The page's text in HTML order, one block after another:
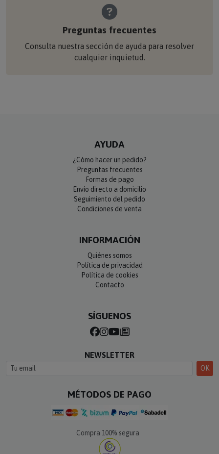
Preguntas frecuentes
Consulta nuestra sección de ayuda para resolver
cualquier inquietud.
AYUDA
¿Cómo hacer un pedido?
Preguntas frecuentes
Formas de pago
Envío directo a domicilio
Seguimiento del pedido
Condiciones de venta
INFORMACIÓN
Quiénes somos
Política de privacidad
Política de cookies
Contacto
SÍGUENOS
NEWSLETTER
OK
MÉTODOS DE PAGO
Compra 100% segura